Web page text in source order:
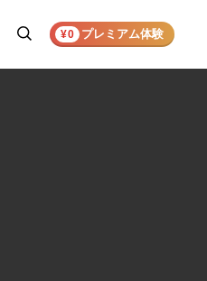
検
¥0 プレミアム体験